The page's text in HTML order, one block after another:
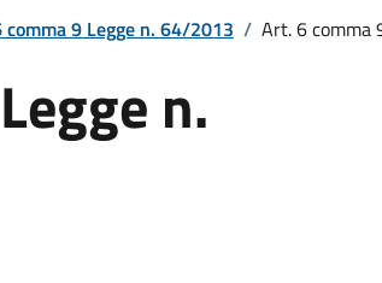
9 Legge n. 64/2013 / Art. 6 comma
n.